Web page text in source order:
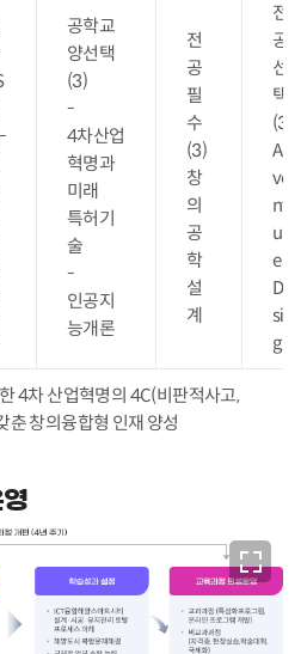
공학교
양선택
(3)
-
4차산업
혁명과
미래
특허기
술
-
인공지
능개론
전
공
필
수
(3)
창
의
공
학
설
계
전
공
선
택
(3)
Ad
ve
nt
ur
e
De
sin
g
4차 산업혁명의 4C(비판적사고,
춘 창의융합형 인재 양성